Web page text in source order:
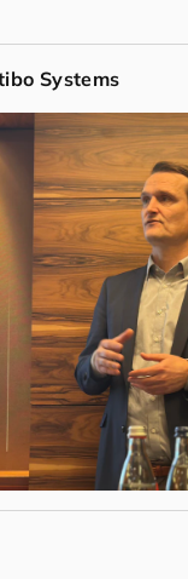
Systems